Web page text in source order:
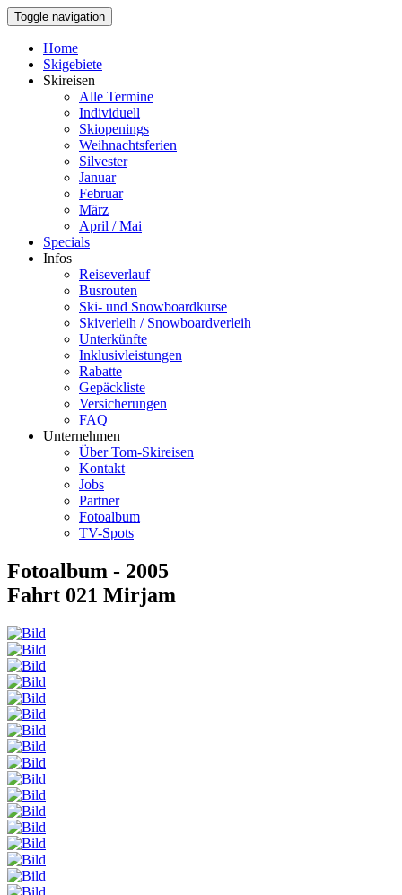
Toggle navigation
Home
Skigebiete
Skireisen
Alle Termine
Individuell
Skiopenings
Weihnachtsferien
Silvester
Januar
Februar
März
April / Mai
Specials
Infos
Reiseverlauf
Busrouten
Ski- und Snowboardkurse
Skiverleih / Snowboardverleih
Unterkünfte
Inklusivleistungen
Rabatte
Gepäckliste
Versicherungen
FAQ
Unternehmen
Über Tom-Skireisen
Kontakt
Jobs
Partner
Fotoalbum
TV-Spots
Fotoalbum - 2005
Fahrt 021 Mirjam